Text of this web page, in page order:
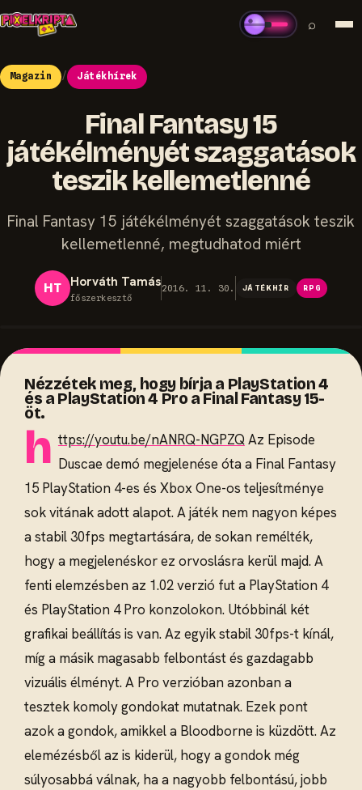
⌕
Magazin / Játékhírek
Final Fantasy 15
játékélményét szaggatások
teszik kellemetlenné
Final Fantasy 15 játékélményét szaggatások teszik
kellemetlenné, megtudhatod miért
HT Horváth Tamás
főszerkesztő
2016. 11. 30. JÁTÉKHÍR RPG
Nézzétek meg, hogy bírja a PlayStation 4
és a PlayStation 4 Pro a Final Fantasy 15-
öt.
h ttps://youtu.be/nANRQ-NGPZQAz Episode
Duscae demó megjelenése óta a Final Fantasy
15 PlayStation 4-es és Xbox One-os teljesítménye
sok vitának adott alapot. A játék nem nagyon képes
a stabil 30fps megtartására, de sokan remélték,
hogy a megjelenéskor ez orvoslásra kerül majd. A
fenti elemzésben az 1.02 verzió fut a PlayStation 4
és PlayStation 4 Pro konzolokon. Utóbbinál két
grafikai beállítás is van. Az egyik stabil 30fps-t kínál,
míg a másik magasabb felbontást és gazdagabb
vizuális élményt. A Pro verzióban azonban a
tesztek komoly gondokat mutatnak. Ezek pont
azok a gondok, amikkel a Bloodborne is küzdött. Az
elemézésből az is kiderül, hogy a gondok még
súlyosabbá válnak, ha a nagyobb felbontású, jobb